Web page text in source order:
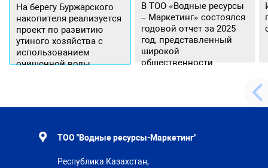
На берегу Буржарского
накопителя реализуется
проект по развитию
утиного хозяйства с
использованием
очищенной воды
В ТОО «Водные ресурсы
– Маркетинг» состоялся
годовой отчет за 2025
год, представленный
широкой
общественности.
ТОО "Водные ресурсы-Маркетинг"
Республика Казахстан,